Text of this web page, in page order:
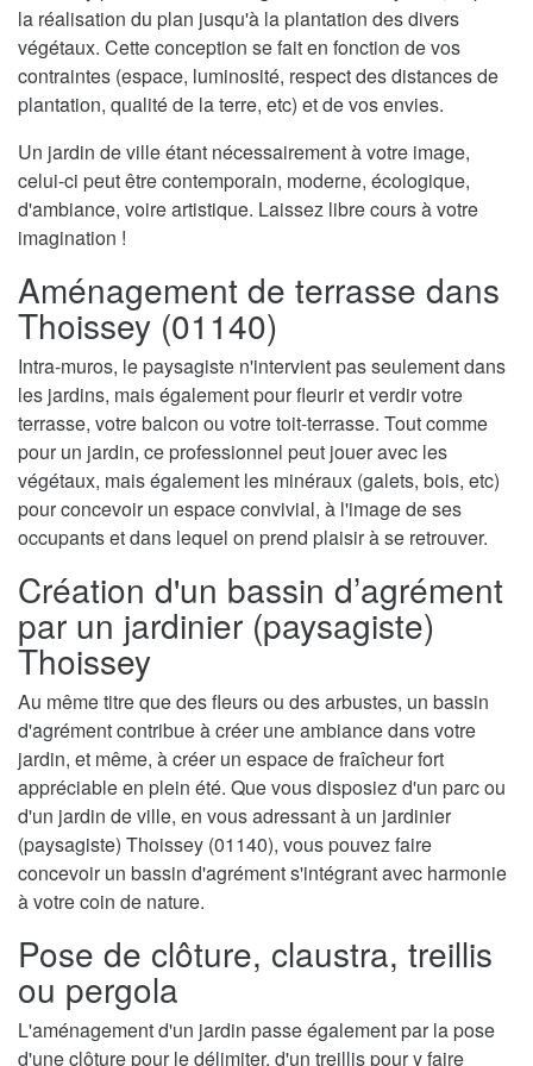
la réalisation du plan jusqu'à la plantation des divers
végétaux. Cette conception se fait en fonction de vos
contraintes (espace, luminosité, respect des distances de
plantation, qualité de la terre, etc) et de vos envies.
Un jardin de ville étant nécessairement à votre image,
celui-ci peut être contemporain, moderne, écologique,
d'ambiance, voire artistique. Laissez libre cours à votre
imagination !
Aménagement de terrasse dans
Thoissey (01140)
Intra-muros, le paysagiste n'intervient pas seulement dans
les jardins, mais également pour fleurir et verdir votre
terrasse, votre balcon ou votre toit-terrasse. Tout comme
pour un jardin, ce professionnel peut jouer avec les
végétaux, mais également les minéraux (galets, bois, etc)
pour concevoir un espace convivial, à l'image de ses
occupants et dans lequel on prend plaisir à se retrouver.
Création d'un bassin d’agrément
par un jardinier (paysagiste)
Thoissey
Au même titre que des fleurs ou des arbustes, un bassin
d'agrément contribue à créer une ambiance dans votre
jardin, et même, à créer un espace de fraîcheur fort
appréciable en plein été. Que vous disposiez d'un parc ou
d'un jardin de ville, en vous adressant à un jardinier
(paysagiste) Thoissey (01140), vous pouvez faire
concevoir un bassin d'agrément s'intégrant avec harmonie
à votre coin de nature.
Pose de clôture, claustra, treillis
ou pergola
L'aménagement d'un jardin passe également par la pose
d'une clôture pour le délimiter, d'un treillis pour y faire